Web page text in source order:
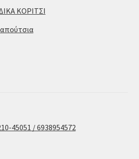
ΚΟΡΙΤΣΙ
45051 / 6938954572